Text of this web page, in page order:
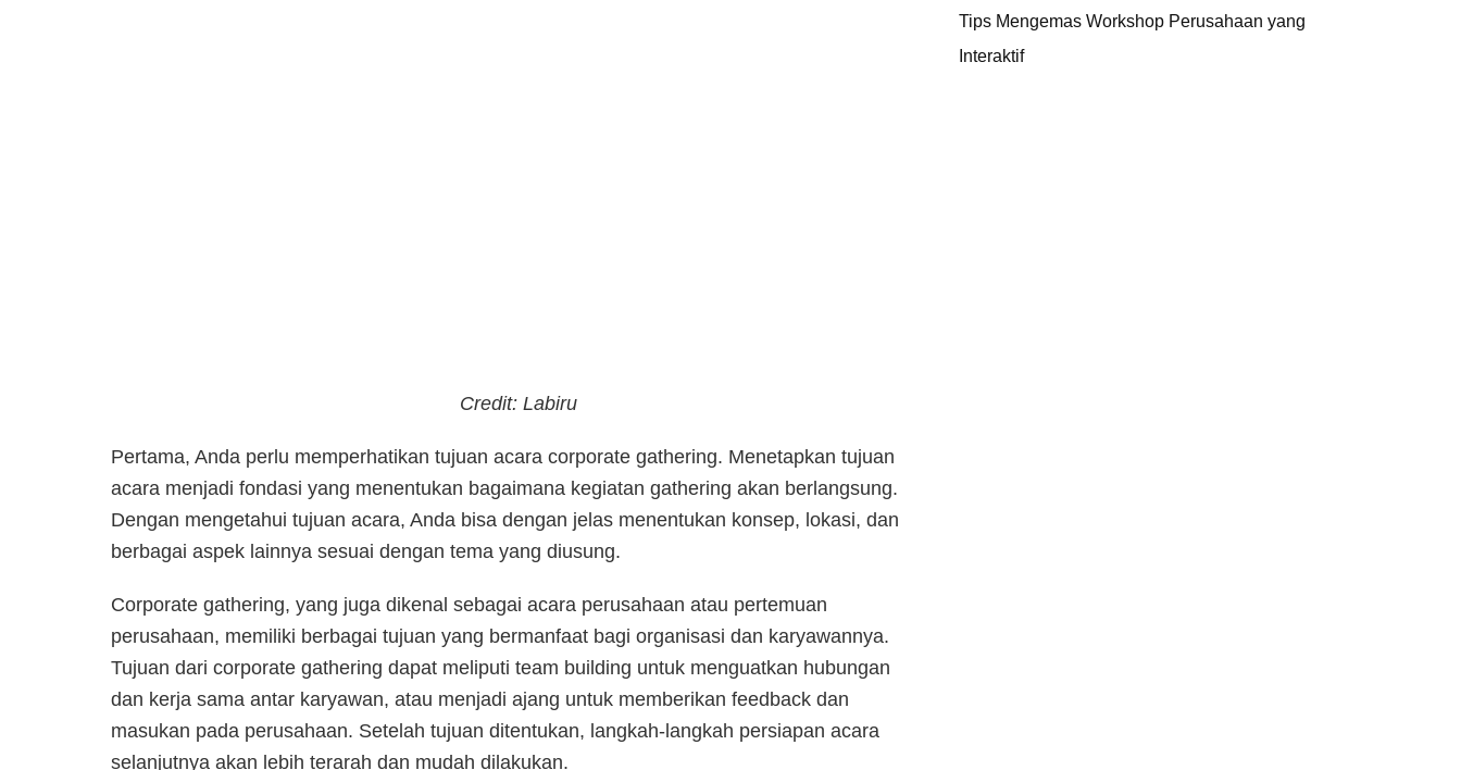
Credit: Labiru
Pertama, Anda perlu memperhatikan tujuan acara corporate gathering. Menetapkan tujuan
acara menjadi fondasi yang menentukan bagaimana kegiatan gathering akan berlangsung.
Dengan mengetahui tujuan acara, Anda bisa dengan jelas menentukan konsep, lokasi, dan
berbagai aspek lainnya sesuai dengan tema yang diusung.
Corporate gathering, yang juga dikenal sebagai acara perusahaan atau pertemuan
perusahaan, memiliki berbagai tujuan yang bermanfaat bagi organisasi dan karyawannya.
Tujuan dari corporate gathering dapat meliputi team building untuk menguatkan hubungan
dan kerja sama antar karyawan, atau menjadi ajang untuk memberikan feedback dan
masukan pada perusahaan. Setelah tujuan ditentukan, langkah-langkah persiapan acara
selanjutnya akan lebih terarah dan mudah dilakukan.
Tips Mengemas Workshop Perusahaan yang
Interaktif